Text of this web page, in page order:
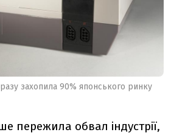
захопила 90% японського ринку
пережила обвал індустрії,